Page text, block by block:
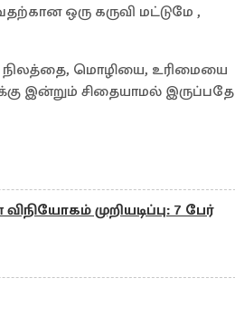
ஒரு கருவி மட்டுமே ,
மொழியை, உரிமையை
இன்றும் சிதையாமல் இருப்பதே
முறியடிப்பு: 7 பேர்